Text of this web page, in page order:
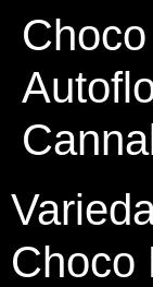
Choco